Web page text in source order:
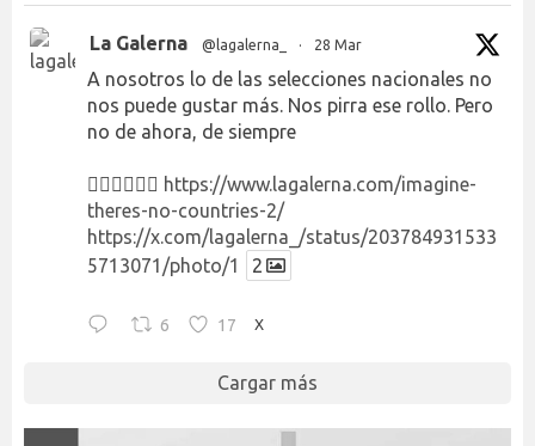
La Galerna @lagalerna_ · 28 Mar
A nosotros lo de las selecciones nacionales no
nos puede gustar más. Nos pirra ese rollo. Pero
no de ahora, de siempre
👉🏻👉🏻👉🏻 https://www.lagalerna.com/imagine-
theres-no-countries-2/
https://x.com/lagalerna_/status/203784931533
5713071/photo/1
2
6 17 X
Cargar más